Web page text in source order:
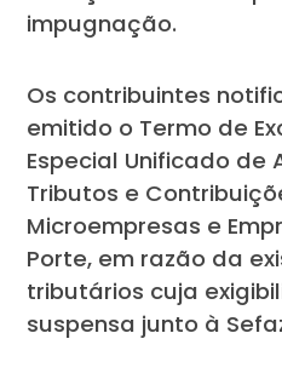
impugnação.
Os contribuintes
emitido o Termo de
Especial Unificado
Tributos e
Microempresas e
Porte, em razão da
tributários cuja
suspensa junto à